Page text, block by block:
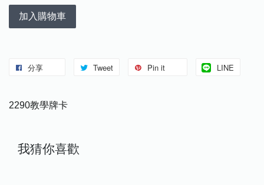
加入購物車
分享 Tweet Pin it LINE
2290教學牌卡
我猜你喜歡